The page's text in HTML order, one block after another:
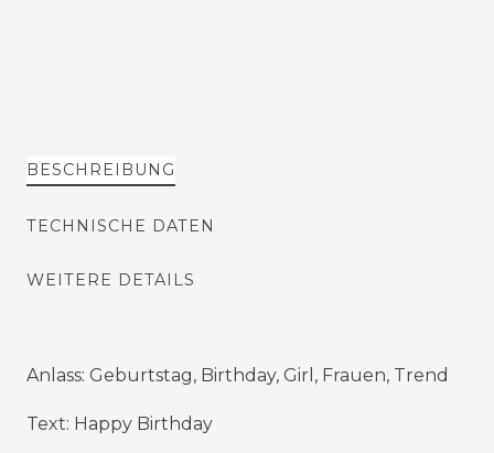
BESCHREIBUNG
TECHNISCHE DATEN
WEITERE DETAILS
Anlass: Geburtstag, Birthday, Girl, Frauen, Trend
Text: Happy Birthday